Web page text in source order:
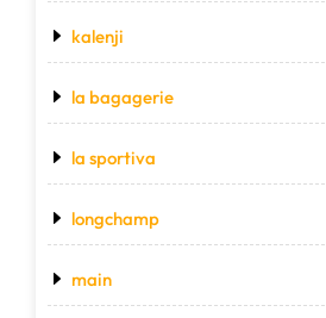
kalenji
la bagagerie
la sportiva
longchamp
main